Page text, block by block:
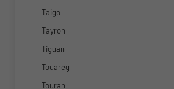
Taigo
Tayron
Tiguan
Touareg
Touran